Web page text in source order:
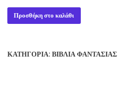
ΟΝΕΙΡΑ
ΣΤΟ
ΜΑΓΙΣΣΑΣ
Προσθήκη στο καλάθι
ΚΑΤΗΓΟΡΊΑ: ΒΙΒΛΊΑ ΦΑΝΤΑΣΊΑΣ